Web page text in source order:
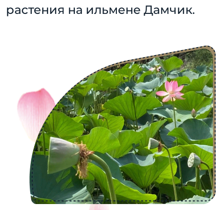
растения на ильмене Дамчик.